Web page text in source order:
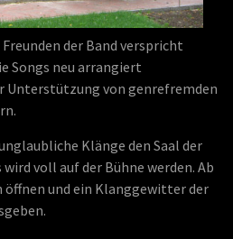
der Band verspricht
Songs neu arrangiert
von genrefremden
Klänge den Saal der
voll auf der Bühne werden. Ab
öffnen und ein Klanggewitter der